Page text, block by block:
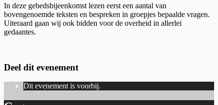
In deze gebedsbijeenkomst lezen eerst een aantal van
bovengenoemde teksten en bespreken in groepjes bepaalde vragen.
Uiteraard gaan wij ook bidden voor de overheid in allerlei
gedaantes.
Deel dit evenement
Dit evenement is voorbij.